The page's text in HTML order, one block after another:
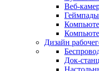
Веб-
Геймпады
Дизайн
Док-